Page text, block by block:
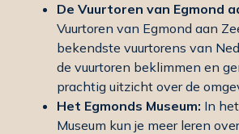
De Vuurtoren van Egmond
Vuurtoren van Egmond aan
bekendste vuurtorens van
de vuurtoren beklimmen en
prachtig uitzicht over de
Het Egmonds Museum: In
Museum kun je meer leren